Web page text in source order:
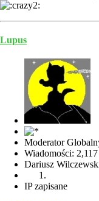
Lupus
Moderator
Wiadomości: 2,117
Dariusz
IP zapisane